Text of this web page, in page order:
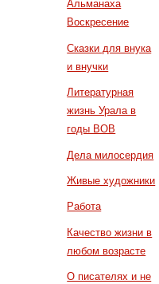
Альманаха
Воскресение
Сказки для внука
и внучки
Литературная
жизнь Урала в
годы ВОВ
Дела милосердия
Живые художники
Работа
Качество жизни в
любом возрасте
О писателях и не